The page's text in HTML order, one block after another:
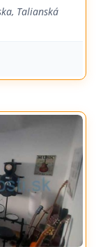
Talianská